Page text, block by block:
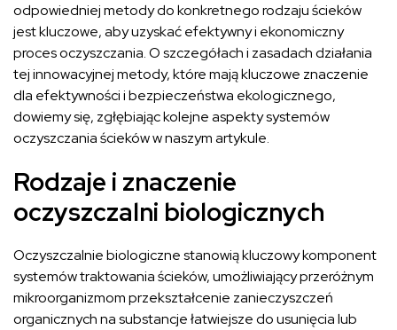
odpowiedniej metody do konkretnego rodzaju ścieków
jest kluczowe, aby uzyskać efektywny i ekonomiczny
proces oczyszczania. O szczegółach i zasadach działania
tej innowacyjnej metody, które mają kluczowe znaczenie
dla efektywności i bezpieczeństwa ekologicznego,
dowiemy się, zgłębiając kolejne aspekty systemów
oczyszczania ścieków w naszym artykule.
Rodzaje i znaczenie
oczyszczalni biologicznych
Oczyszczalnie biologiczne stanowią kluczowy komponent
systemów traktowania ścieków, umożliwiający przeróżnym
mikroorganizmom przekształcenie zanieczyszczeń
organicznych na substancje łatwiejsze do usunięcia lub